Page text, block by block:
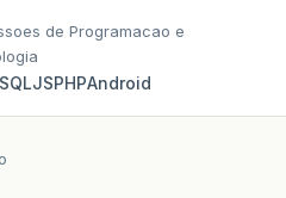
de Programacao e
SQLJSPHPAndroid